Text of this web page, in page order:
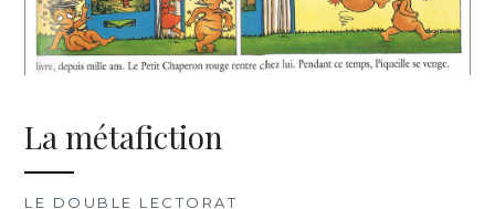
La métafiction
LE DOUBLE LECTORAT